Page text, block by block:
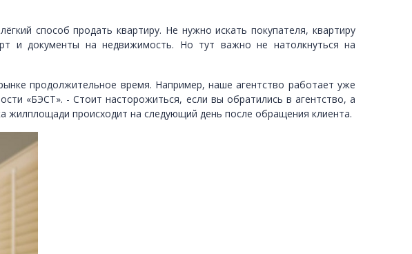
способ продать квартиру. Не нужно искать покупателя, квартиру
и документы на недвижимость. Но тут важно не натолкнуться на
продолжительное время. Например, наше агентство работает уже
«БЭСТ». - Стоит насторожиться, если вы обратились в агентство, а
жилплощади происходит на следующий день после обращения клиента.